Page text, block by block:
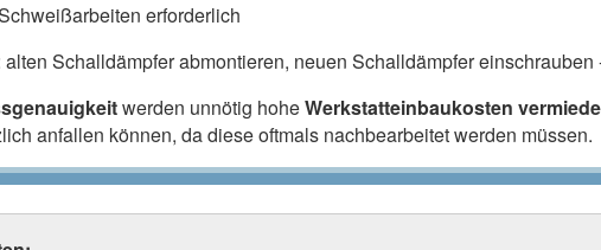
erforderlich
Schalldämpfer abmontieren, neuen Schalldämpfer einschrauben
werden unnötig hoheWerkstatteinbaukosten
anfallen können, da diese oftmals nachbearbeitet werden müssen.